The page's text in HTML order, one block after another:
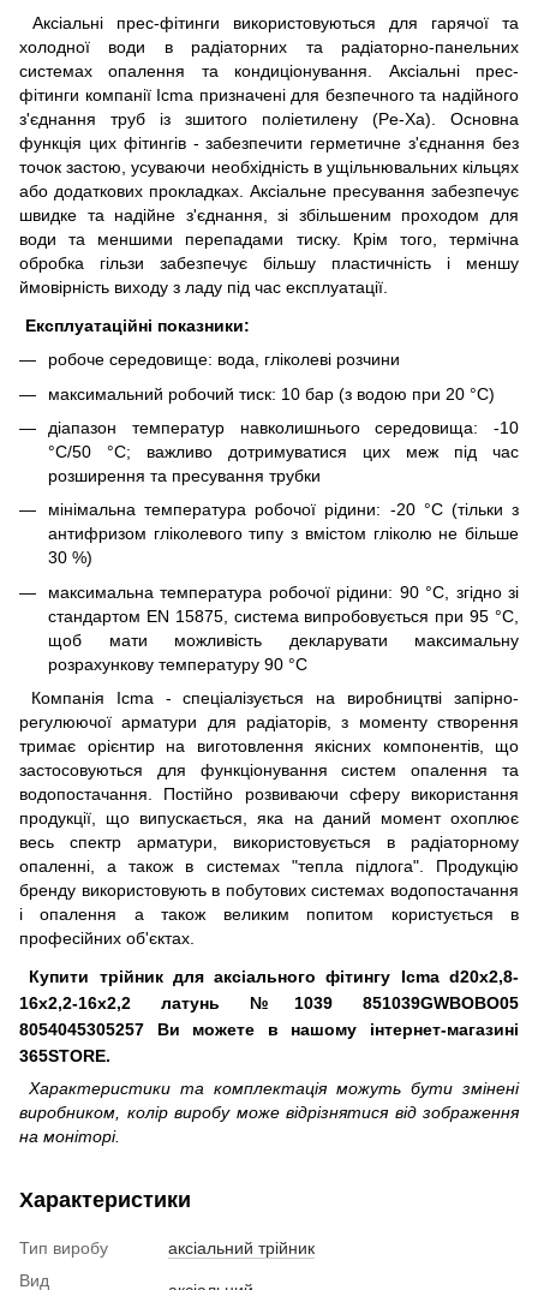
Аксіальні прес-фітинги використовуються для гарячої та
холодної води в радіаторних та радіаторно-панельних
системах опалення та кондиціонування. Аксіальні прес-
фітинги компанії Icma призначені для безпечного та надійного
з'єднання труб із зшитого поліетилену (Pe-Xa). Основна
функція цих фітингів - забезпечити герметичне з'єднання без
точок застою, усуваючи необхідність в ущільнювальних кільцях
або додаткових прокладках. Аксіальне пресування забезпечує
швидке та надійне з'єднання, зі збільшеним проходом для
води та меншими перепадами тиску. Крім того, термічна
обробка гільзи забезпечує більшу пластичність і меншу
ймовірність виходу з ладу під час експлуатації.
Експлуатаційні показники:
робоче середовище: вода, гліколеві розчини
максимальний робочий тиск: 10 бар (з водою при 20 °C)
діапазон температур навколишнього середовища: -10
°C/50 °C; важливо дотримуватися цих меж під час
розширення та пресування трубки
мінімальна температура робочої рідини: -20 °C (тільки з
антифризом гліколевого типу з вмістом гліколю не більше
30 %)
максимальна температура робочої рідини: 90 °C, згідно зі
стандартом EN 15875, система випробовується при 95 °C,
щоб мати можливість декларувати максимальну
розрахункову температуру 90 °C
Компанія Icma - спеціалізується на виробництві запірно-
регулюючої арматури для радіаторів, з моменту створення
тримає орієнтир на виготовлення якісних компонентів, що
застосовуються для функціонування систем опалення та
водопостачання. Постійно розвиваючи сферу використання
продукції, що випускається, яка на даний момент охоплює
весь спектр арматури, використовується в радіаторному
опаленні, а також в системах "тепла підлога". Продукцію
бренду використовують в побутових системах водопостачання
і опалення а також великим попитом користується в
професійних об'єктах.
Купити трійник для аксіального фітингу Icma d20x2,8-
16x2,2-16x2,2 латунь №1039 851039GWBOBO05
8054045305257 Ви можете в нашому інтернет-магазині
365STORE.
Характеристики та комплектація можуть бути змінені
виробником, колір виробу може відрізнятися від зображення
на моніторі.
Характеристики
Тип виробу
аксіальний трійник
Вид